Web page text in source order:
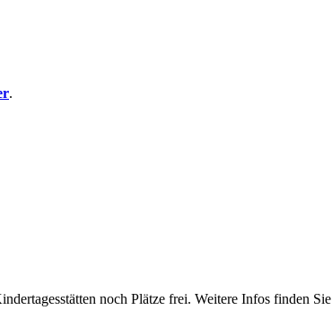
.
noch Plätze frei. Weitere Infos finden Sie